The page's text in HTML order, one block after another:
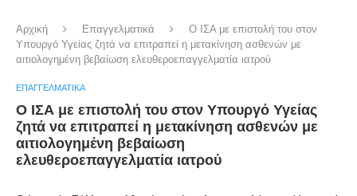
Αρχική Επαγγελματικά
Ο ΙΣΑ με επιστολή του στον
Υπουργό Υγείας ζητά να επιτραπεί η μετακίνηση ασθενών με
αιτιολογημένη βεβαίωση ελευθεροεπαγγελματία ιατρού
ΕΠΑΓΓΕΛΜΑΤΙΚΆ
Ο ΙΣΑ με επιστολή του στον Υπουργό Υγείας
ζητά να επιτραπεί η μετακίνηση ασθενών με
αιτιολογημένη βεβαίωση
ελευθεροεπαγγελματία ιατρού